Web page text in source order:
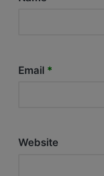
Email *
Website